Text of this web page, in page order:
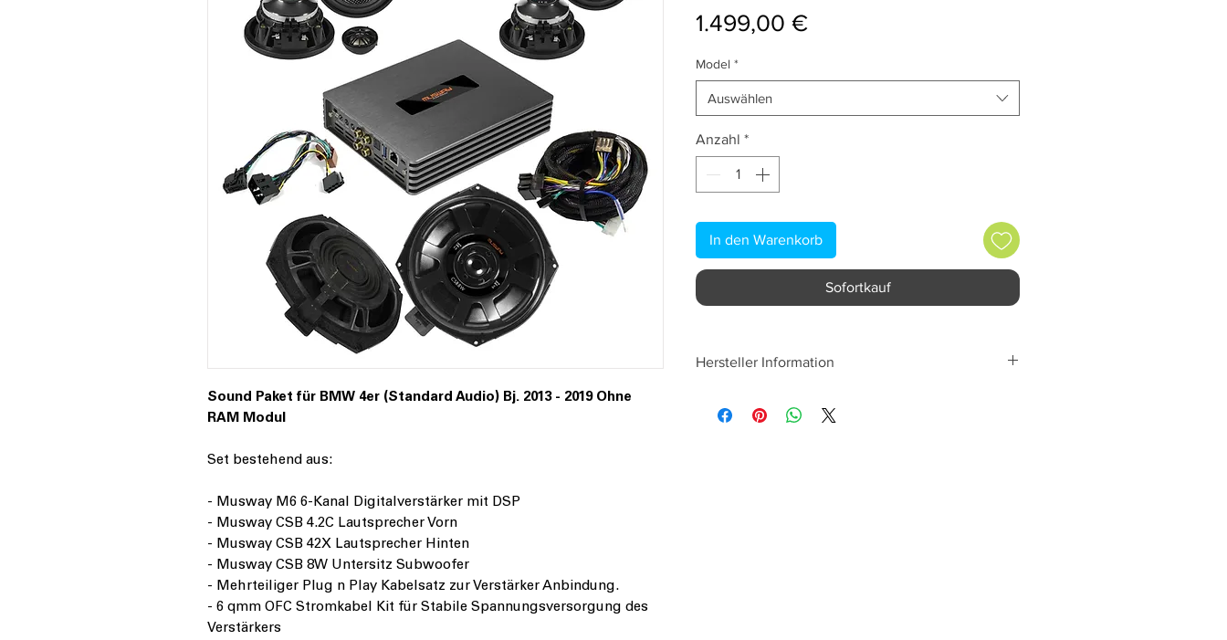
Sound Paket für BMW 4er (Standard Audio) Bj. 2013 - 2019 Ohne
RAM Modul
Set bestehend aus:
- Musway M6 6-Kanal Digitalverstärker mit DSP
- Musway CSB 4.2C Lautsprecher Vorn
- Musway CSB 42X Lautsprecher Hinten
- Musway CSB 8W Untersitz Subwoofer
- Mehrteiliger Plug n Play Kabelsatz zur Verstärker Anbindung.
- 6 qmm OFC Stromkabel Kit für Stabile Spannungsversorgung des
Verstärkers
1.499,00 €Preis
Model *
Auswählen
Anzahl *
In den Warenkorb
Sofortkauf
Hersteller Information
Am Breilingsweg 3